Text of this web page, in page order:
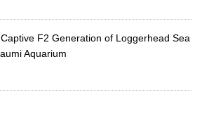
F2 Generation of Loggerhead Sea
Aquarium